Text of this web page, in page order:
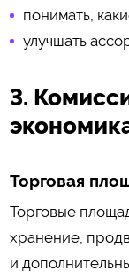
понимать,
улучшать
3.
Торговая
Торговые
хранение,
и